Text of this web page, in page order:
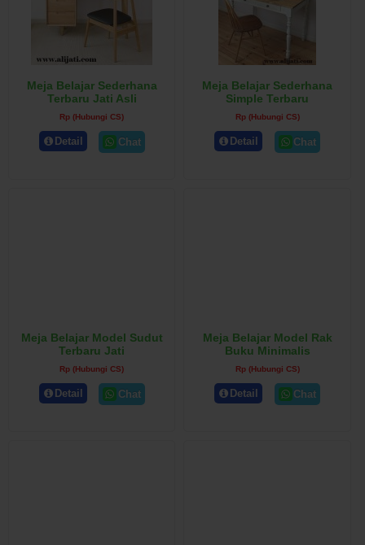
Meja Belajar Sederhana
Terbaru Jati Asli
Rp (Hubungi CS)
Detail Chat
Meja Belajar Sederhana
Simple Terbaru
Rp (Hubungi CS)
Detail Chat
Meja Belajar Model Sudut
Terbaru Jati
Rp (Hubungi CS)
Detail Chat
Meja Belajar Model Rak
Buku Minimalis
Rp (Hubungi CS)
Detail Chat